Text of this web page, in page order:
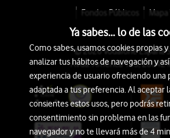
Fondos Públicos
Mapa
© 2026 Vodafone España
Avda. América 115, 28042
Ya sabes... lo de las
Como sabes, usamos cookies propias
analizar tus hábitos de navegación y
experiencia de usuario ofreciendo una
adaptada a tus preferencia. Al aceptar
consientes estos usos, pero podrás
consentimiento sin problema en las
navegador y no te llevará más de 4